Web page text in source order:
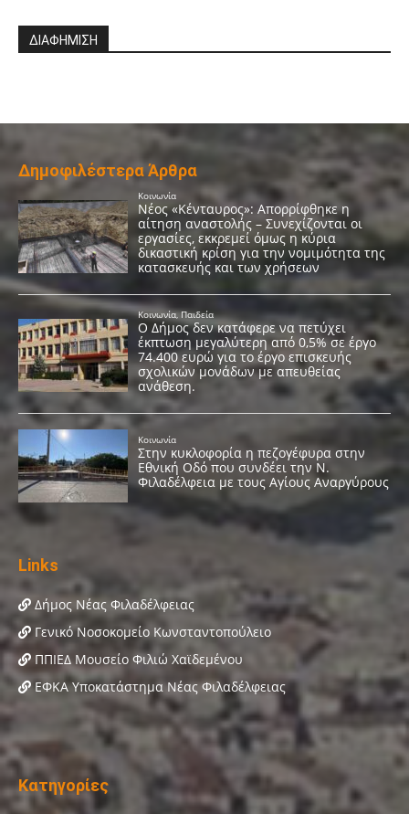
ΔΙΑΦΗΜΙΣΗ
Δημοφιλέστερα Άρθρα
Links
Δήμος Νέας Φιλαδέλφειας
Γενικό Νοσοκομείο Κωνσταντοπούλειο
ΠΠΙΕΔ Μουσείο Φιλιώ Χαϊδεμένου
ΕΦΚΑ Υποκατάστημα Νέας Φιλαδέλφειας
Κατηγορίες